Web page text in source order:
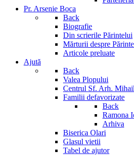
Pr. Arsenie Boca
Back
Biografie
Din scrierile Părintelui
Mărturii despre
Articole preluate
Ajută
Back
Valea Plopului
Centrul Sf. Arh.
Familii defavorizate
Back
Ramona
Arhiva
Biserica Olari
Glasul vietii
Tabel de ajutor